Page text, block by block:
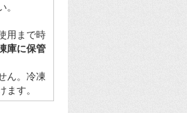
用まで時
庫に保管
ん。冷凍
ます。